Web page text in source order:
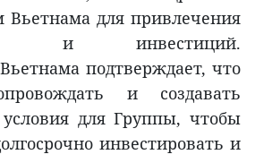
Вьетнама для привлечения
и инвестиций.
подтверждает, что
и создавать
для Группы, чтобы
инвестировать и